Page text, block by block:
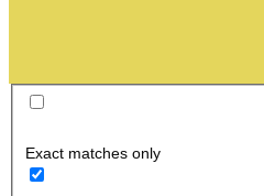
Exact matches only